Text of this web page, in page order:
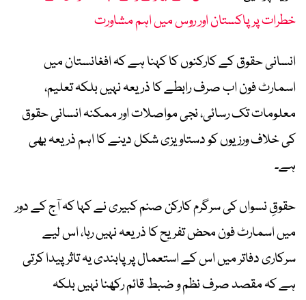
خطرات پر پاکستان اور روس میں اہم مشاورت
انسانی حقوق کے کارکنوں کا کہنا ہے کہ افغانستان میں
اسمارٹ فون اب صرف رابطے کا ذریعہ نہیں بلکہ تعلیم،
معلومات تک رسائی، نجی مواصلات اور ممکنہ انسانی حقوق
کی خلاف ورزیوں کو دستاویزی شکل دینے کا اہم ذریعہ بھی
ہے۔
حقوقِ نسواں کی سرگرم کارکن صنم کبیری نے کہا کہ آج کے دور
میں اسمارٹ فون محض تفریح کا ذریعہ نہیں رہا، اس لیے
سرکاری دفاتر میں اس کے استعمال پر پابندی یہ تاثر پیدا کرتی
ہے کہ مقصد صرف نظم و ضبط قائم رکھنا نہیں بلکہ